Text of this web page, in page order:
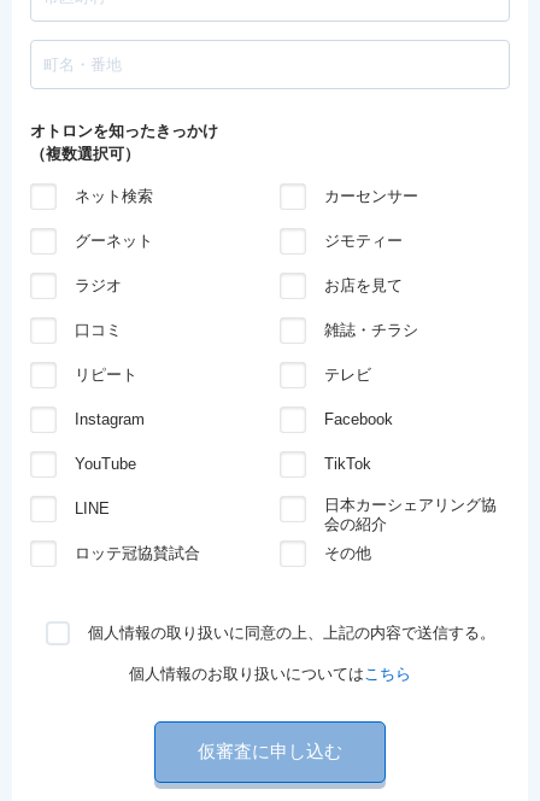
オトロンを知ったきっかけ
（複数選択可）
ネット検索 カーセンサー
グーネット ジモティー
ラジオ お店を見て
口コミ 雑誌・チラシ
リピート テレビ
Instagram Facebook
YouTube TikTok
LINE
日本カーシェアリング協
会の紹介
ロッテ冠協賛試合
その他
個人情報の取り扱いに同意の上、上記の内容で送信する。
個人情報のお取り扱いについてはこちら
仮審査に申し込む